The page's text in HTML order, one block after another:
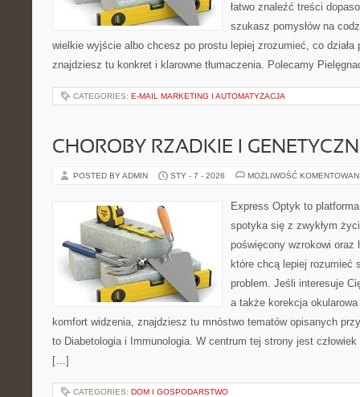
łatwo znaleźć treści
szukasz pomysłów na
wielkie wyjście albo chcesz po prostu lepiej zrozumieć, co działa
znajdziesz tu konkret i klarowne tłumaczenia. Polecamy
CATEGORIES: E-MAIL MARKETING I AUTOMATYZACJA
CHOROBY RZADKIE I
POSTED BY ADMIN STY - 7 - 2026 MOŻLIWOŚĆ
Express Optyk to
spotyka się z zwykłym
poświęcony wzrokowi oraz
które chcą lepiej rozumieć
problem. Jeśli interesuje
a także korekcja
komfort widzenia, znajdziesz tu mnóstwo tematów opisanych
to Diabetologia i Immunologia. W centrum tej strony jest
[…]
CATEGORIES: DOM I GOSPODARSTWO